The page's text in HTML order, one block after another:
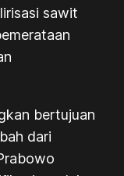
sawit
bertujuan
dari